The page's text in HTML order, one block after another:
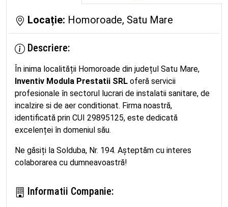
Locație: Homoroade, Satu Mare
Descriere:
În inima localității Homoroade din județul Satu Mare,
Inventiv Modula Prestatii SRL oferă servicii
profesionale în sectorul lucrari de instalatii sanitare, de
incalzire si de aer conditionat. Firma noastră,
identificată prin CUI 29895125, este dedicată
excelenței în domeniul său.
Ne găsiți la Solduba, Nr. 194. Așteptăm cu interes
colaborarea cu dumneavoastră!
Informatii Companie: